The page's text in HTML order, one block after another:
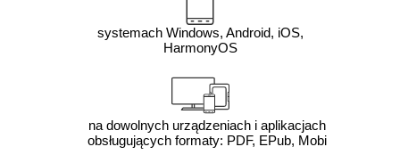
systemach Windows, Android, iOS,
HarmonyOS
na dowolnych urządzeniach i aplikacjach
obsługujących formaty: PDF, EPub, Mobi